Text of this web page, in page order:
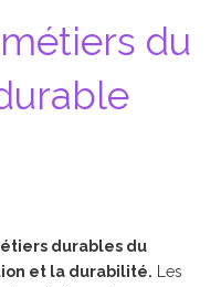
du
durables du
et la durabilité. Les